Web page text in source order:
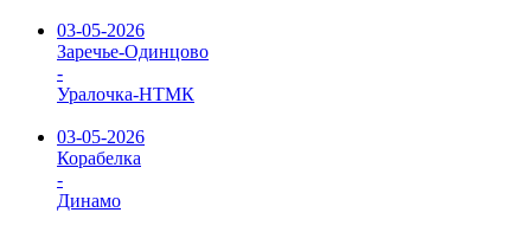
03-05-2026
Заречье-Одинцово
-
Уралочка-НТМК
03-05-2026
Корабелка
-
Динамо